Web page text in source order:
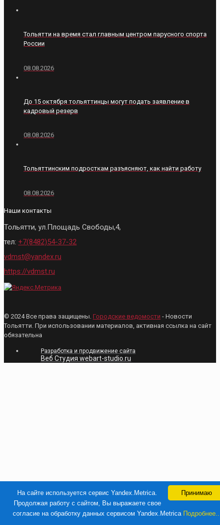
Тольятти на время стал главным центром парусного спорта
России
08.08.2026
До 15 октября тольяттинцы могут подать заявление в
кадровый резерв
08.08.2026
Тольяттинским подросткам разъясняют, как найти работу
08.08.2026
Наши контакты
Тольятти, ул.Площадь Свободы,4,
тел: +7(8482)54-37-32
vdmst@yandex.ru
https://vdmst.ru
© 2024 Все права защищены. Городские ведомости - Новости
Тольятти. При использовании материалов, активная ссылка на сайт
обязательна
Разработка и продвижение сайта
Веб Студия webart-studio.ru
Принимаю
На сайте используется сервис Yandex.Metrica.
Продолжая работу с сайтом, Вы выражаете свое
согласие на обработку данных сервисом Yandex.Metrica